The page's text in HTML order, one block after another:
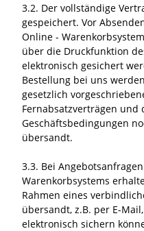
3.2. Der vollständige
gespeichert. Vor
Online -
über die Druckfunktion
elektronisch gesichert
Bestellung bei uns
gesetzlich
Fernabsatzverträgen und
Geschäftsbedingungen
übersandt.
3.3. Bei
Warenkorbsystems
Rahmen eines
übersandt, z.B. per E-
elektronisch sichern